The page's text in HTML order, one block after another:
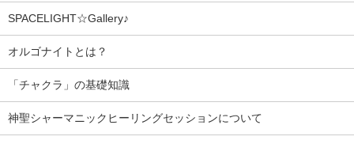
SPACELIGHT☆Gallery♪
オルゴナイトとは？
「チャクラ」の基礎知識
神聖シャーマニックヒーリングセッションについて